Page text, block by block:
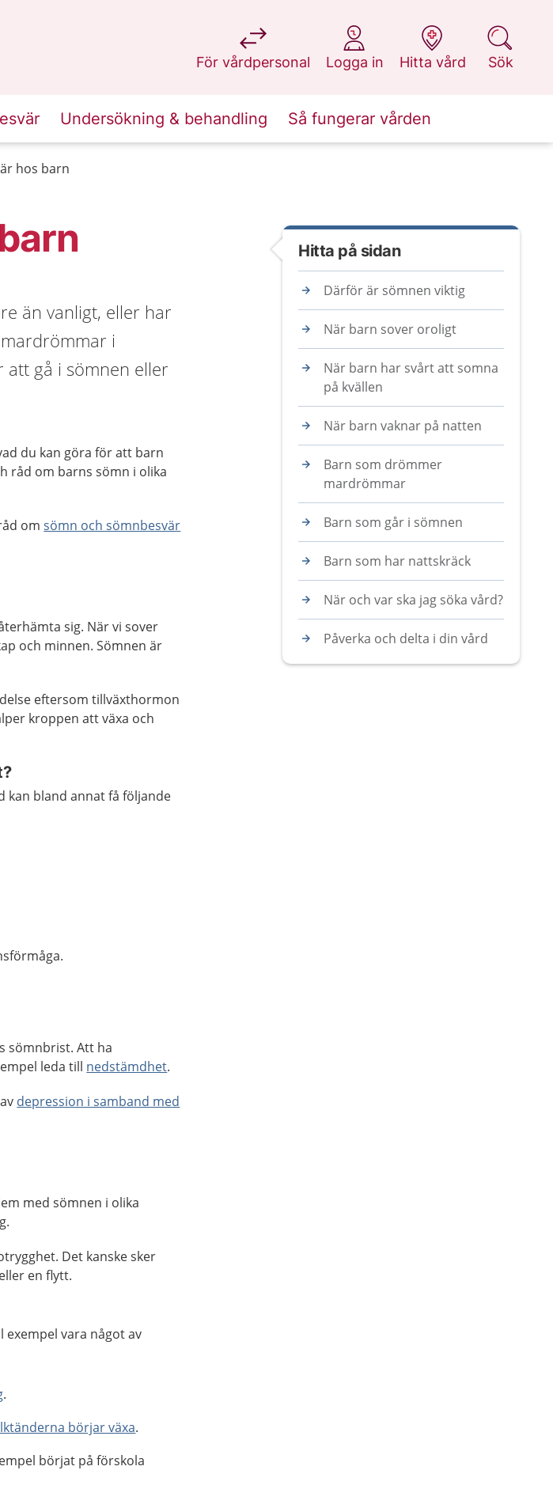
För vårdpersonal
på 1177.se
Logga in
på 1177.se
Hitta vård
på 1177.se
Sök
på 1177.se
Undersökning & behandling Så fungerar vården
hos barn
än vanligt, eller har
i
att gå i sömnen eller
du kan göra för att barn
råd om barns sömn i olika
omsömn och sömnbesvär
sig. När vi sover
och minnen. Sömnen är
eftersom tillväxthormon
kroppen att växa och
kan bland annat få följande
sömnbrist. Att ha
leda till nedstämdhet.
depression i samband med
med sömnen i olika
Det kanske sker
en flytt.
vara något av
.
börjar växa.
börjat på förskola
Hitta på sidan
Därför är sömnen viktig
När barn sover oroligt
När barn har svårt att somna
på kvällen
När barn vaknar på natten
Barn som drömmer
mardrömmar
Barn som går i sömnen
Barn som har nattskräck
När och var ska jag söka vård?
Påverka och delta i din vård